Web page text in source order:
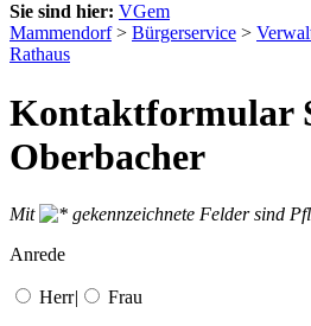
Sie sind hier: VGem
Mammendorf> Bürgerservice >
Rathaus
Kontaktformular
Oberbacher
Mit
gekennzeichnete Felder sind
Anrede
Herr| Frau